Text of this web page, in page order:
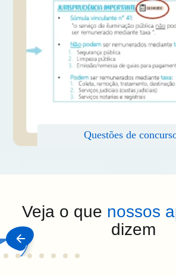
Veja o que nossos
dizem